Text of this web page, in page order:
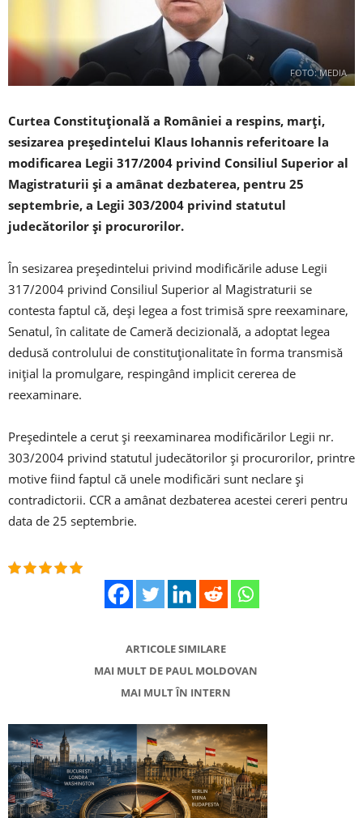
FOTO: MEDIA
Curtea Constituţională a României a respins, marţi,
sesizarea preşedintelui Klaus Iohannis referitoare la
modificarea Legii 317/2004 privind Consiliul Superior al
Magistraturii şi a amânat dezbaterea, pentru 25
septembrie, a Legii 303/2004 privind statutul
judecătorilor şi procurorilor.
În sesizarea preşedintelui privind modificările aduse Legii
317/2004 privind Consiliul Superior al Magistraturii se
contesta faptul că, deşi legea a fost trimisă spre reexaminare,
Senatul, în calitate de Cameră decizională, a adoptat legea
dedusă controlului de constituţionalitate în forma transmisă
iniţial la promulgare, respingând implicit cererea de
reexaminare.
Preşedintele a cerut și reexaminarea modificărilor Legii nr.
303/2004 privind statutul judecătorilor şi procurorilor, printre
motive fiind faptul că unele modificări sunt neclare şi
contradictorii. CCR a amânat dezbaterea acestei cereri pentru
data de 25 septembrie.
ARTICOLE SIMILARE
MAI MULT DE PAUL MOLDOVAN
MAI MULT ÎN INTERN